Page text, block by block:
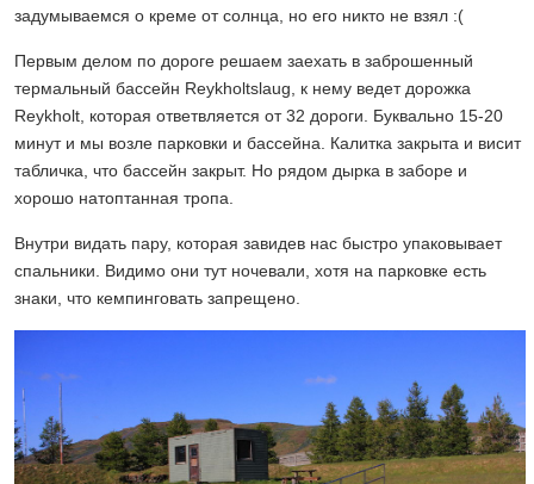
задумываемся о креме от солнца, но его никто не взял :(
Первым делом по дороге решаем заехать в заброшенный
термальный бассейн Reykholtslaug, к нему ведет дорожка
Reykholt, которая ответвляется от 32 дороги. Буквально 15-20
минут и мы возле парковки и бассейна. Калитка закрыта и висит
табличка, что бассейн закрыт. Но рядом дырка в заборе и
хорошо натоптанная тропа.
Внутри видать пару, которая завидев нас быстро упаковывает
спальники. Видимо они тут ночевали, хотя на парковке есть
знаки, что кемпинговать запрещено.